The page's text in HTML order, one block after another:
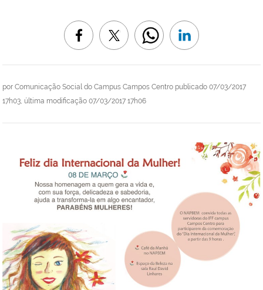
por Comunicação Social do Campus Campos Centro publicado 07/03/2017
17h03, última modificação 07/03/2017 17h06